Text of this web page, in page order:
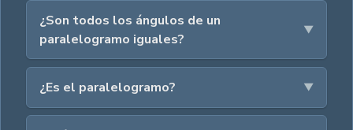
¿Son todos los ángulos de un
paralelogramo iguales?
¿Es el paralelogramo?